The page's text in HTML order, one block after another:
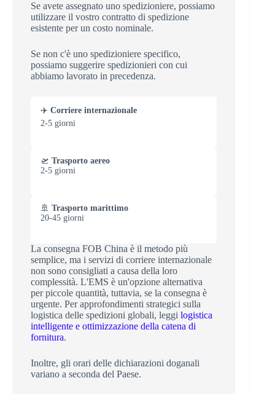
Se avete assegnato uno spedizioniere, possiamo
utilizzare il vostro contratto di spedizione
esistente per un costo nominale.
Se non c'è uno spedizioniere specifico,
possiamo suggerire spedizionieri con cui
abbiamo lavorato in precedenza.
✈️ Corriere internazionale
2-5 giorni
🛫 Trasporto aereo
2-5 giorni
🚢 Trasporto marittimo
20-45 giorni
La consegna FOB China è il metodo più
semplice, ma i servizi di corriere internazionale
non sono consigliati a causa della loro
complessità. L'EMS è un'opzione alternativa
per piccole quantità, tuttavia, se la consegna è
urgente. Per approfondimenti strategici sulla
logistica delle spedizioni globali, leggi logistica
intelligente e ottimizzazione della catena di
fornitura.
Inoltre, gli orari delle dichiarazioni doganali
variano a seconda del Paese.